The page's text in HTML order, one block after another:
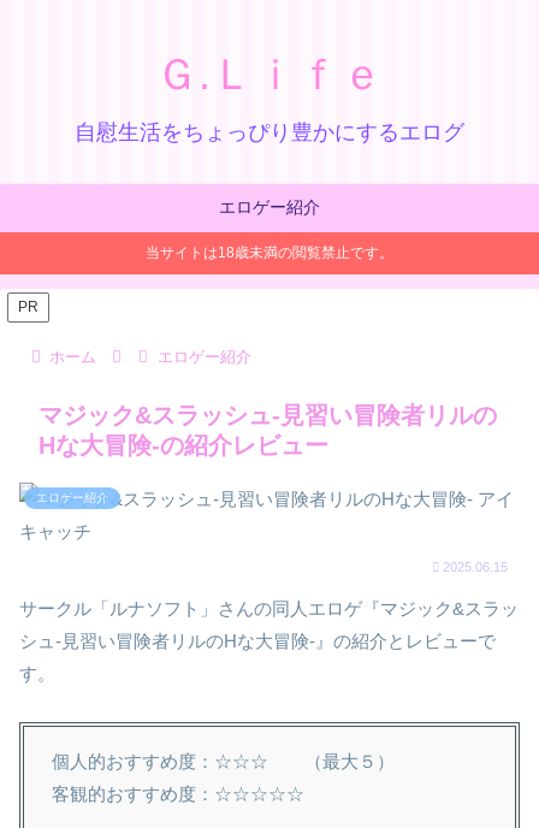
Ｇ.Ｌｉｆｅ
自慰生活をちょっぴり豊かにするエログ
エロゲー紹介
当サイトは18歳未満の閲覧禁止です。
PR
ホーム エロゲー紹介
マジック&スラッシュ-見習い冒険者リルの
Hな大冒険-の紹介レビュー
エロゲー紹介
2025.06.15
サークル「ルナソフト」さんの同人エロゲ『マジック&スラッ
シュ-見習い冒険者リルのHな大冒険-』の紹介とレビューで
す。
個人的おすすめ度：☆☆☆ （最大５）
客観的おすすめ度：☆☆☆☆☆